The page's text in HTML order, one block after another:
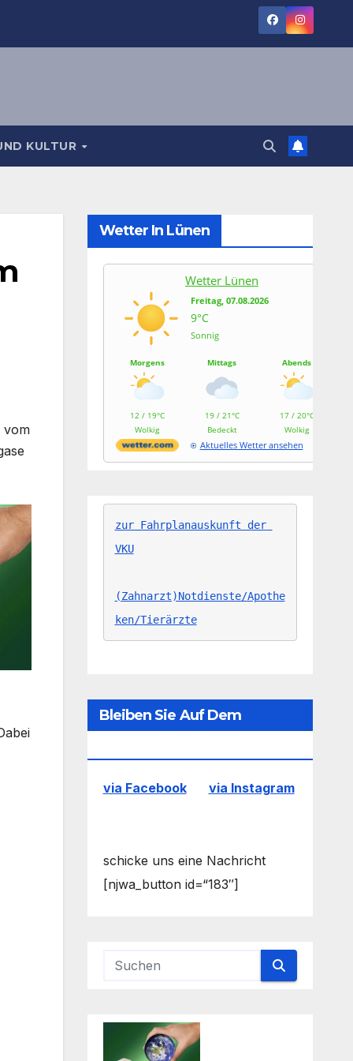
KULTUR
vom
Wetter In Lünen
Wetter Lünen
Freitag, 07.08.2026
9°C
Sonnig
Morgens
12 / 19°C
Wolkig
Mittags
19 / 21°C
Bedeckt
Abends
17 / 20°C
Wolkig
Aktuelles Wetter ansehen
zur Fahrplanauskunft der
VKU
(Zahnarzt)Notdienste/Apothe
ken/Tierärzte
Bleiben Sie Auf Dem
via Facebook via Instagram
schicke uns eine Nachricht
[njwa_button id=“183″]